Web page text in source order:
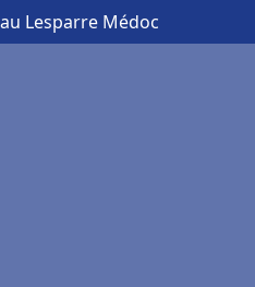
Lesparre Médoc